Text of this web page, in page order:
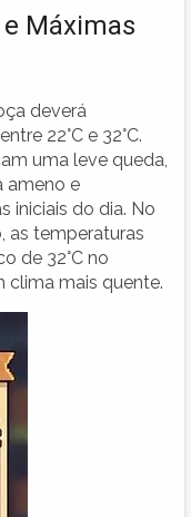
Máximas
deverá
22°C e 32°C.
uma leve queda,
ameno e
iniciais do dia. No
as temperaturas
de 32°C no
clima mais quente.